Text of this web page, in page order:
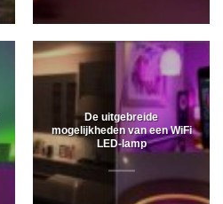
De uitgebreide
mogelijkheden van een WiFi
LED-lamp